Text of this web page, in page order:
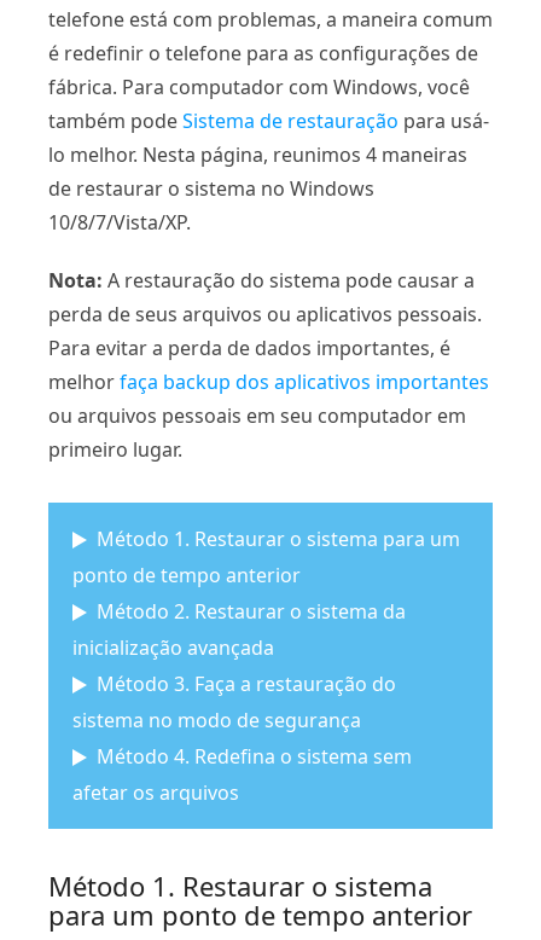
telefone está com problemas, a maneira comum
é redefinir o telefone para as configurações de
fábrica. Para computador com Windows, você
também podeSistema de restauração para usá-
lo melhor. Nesta página, reunimos 4 maneiras
de restaurar o sistema no Windows
10/8/7/Vista/XP.
Nota: A restauração do sistema pode causar a
perda de seus arquivos ou aplicativos pessoais.
Para evitar a perda de dados importantes, é
melhorfaça backup dos aplicativos importantes
ou arquivos pessoais em seu computador em
primeiro lugar.
Método 1. Restaurar o sistema para um
ponto de tempo anterior
Método 2. Restaurar o sistema da
inicialização avançada
Método 3. Faça a restauração do
sistema no modo de segurança
Método 4. Redefina o sistema sem
afetar os arquivos
Método 1. Restaurar o sistema
para um ponto de tempo anterior